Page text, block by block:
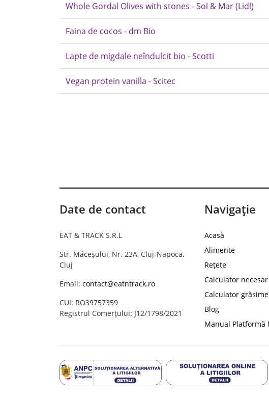
Whole Gordal Olives with stones - Sol & Mar (Lidl)
Faina de cocos - dm Bio
Lapte de migdale neîndulcit bio - Scotti
Vegan protein vanilla - Scitec
Date de contact
EAT & TRACK S.R.L
Str. Măceșului, Nr. 23A, Cluj-Napoca,
Cluj
Email: contact@eatntrack.ro
CUI: RO39757359
Registrul Comerțului: J12/1798/2021
Navigație
Acasă
Alimente
Rețete
Calculator
Calculator
Blog
Manual